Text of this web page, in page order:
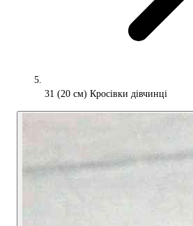
31 (20 см) Кросівки дівчинці